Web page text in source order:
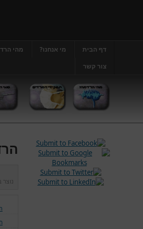
דף הבית מי אנחנו? מהי
צור קשר
נוצר